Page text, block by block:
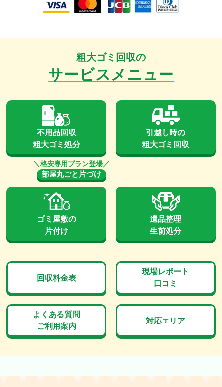
粗大ゴミ回収の
サービスメニュー
不用品回収
粗大ゴミ処分
引越し時の
粗大ゴミ回収
部屋丸ごと片づけ
ゴミ屋敷の
片付け
遺品整理
生前処分
回収料金表
現場レポート
口コミ
よくある質問
ご利用案内
対応エリア